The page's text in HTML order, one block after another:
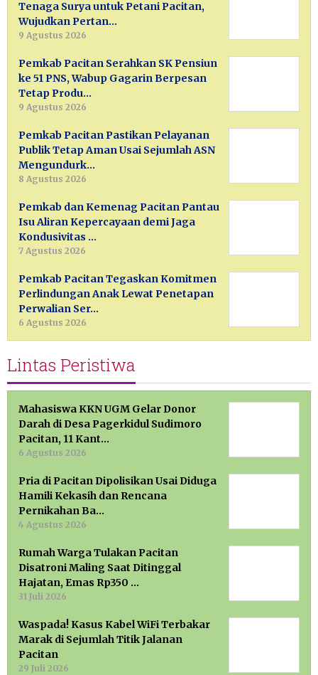
Tenaga Surya untuk Petani Pacitan,
Wujudkan Pertan…
9 Agustus 2026
Pemkab Pacitan Serahkan SK Pensiun
ke 51 PNS, Wabup Gagarin Berpesan
Tetap Produ…
9 Agustus 2026
Pemkab Pacitan Pastikan Pelayanan
Publik Tetap Aman Usai Sejumlah ASN
Mengundurk…
8 Agustus 2026
Pemkab dan Kemenag Pacitan Pantau
Isu Aliran Kepercayaan demi Jaga
Kondusivitas …
7 Agustus 2026
Pemkab Pacitan Tegaskan Komitmen
Perlindungan Anak Lewat Penetapan
Perwalian Ser…
6 Agustus 2026
Lintas Peristiwa
Mahasiswa KKN UGM Gelar Donor
Darah di Desa Pagerkidul Sudimoro
Pacitan, 11 Kant…
6 Agustus 2026
Pria di Pacitan Dipolisikan Usai Diduga
Hamili Kekasih dan Rencana
Pernikahan Ba…
4 Agustus 2026
Rumah Warga Tulakan Pacitan
Disatroni Maling Saat Ditinggal
Hajatan, Emas Rp350 …
31 Juli 2026
Waspada! Kasus Kabel WiFi Terbakar
Marak di Sejumlah Titik Jalanan
Pacitan
29 Juli 2026